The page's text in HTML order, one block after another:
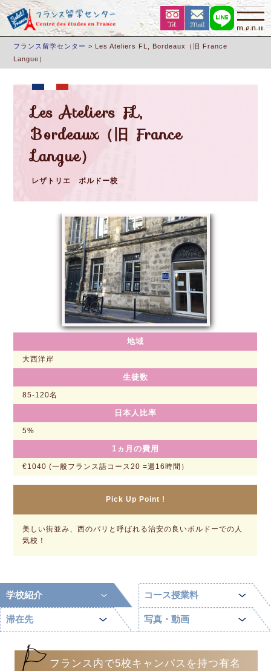
フランス留学センター > Les Ateliers FL, Bordeaux（旧 France
Langue）
Les Ateliers FL,
Bordeaux（旧 France
Langue）
レザトリエ ボルドー校
地域
大西洋岸
生徒数
85-120名
日本人比率
5%
1ヵ月の費用
€1040 (一般フランス語コース20 =週16時間）
Pick Up Point !
美しい街並み、西のパリと呼ばれる治安の良いボルドーでの人
気校！
学校紹介 コース授業料
滞在先 写真・動画
フランス内で5校キャンパスを持つ有名